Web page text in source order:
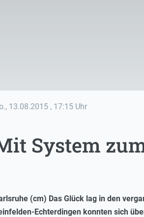
13.08.2015 , 17:15 Uhr
System
(cm) Das Glück lag in den
Echterdingen konnten sich